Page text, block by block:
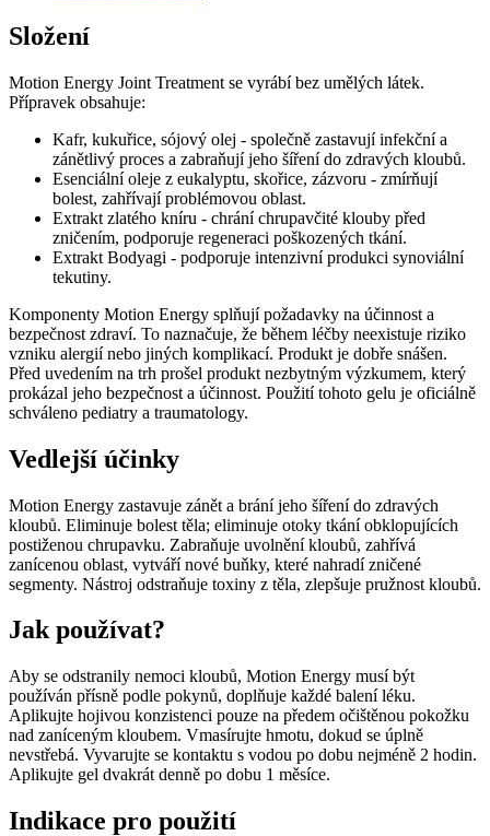
Složení
Motion Energy Joint Treatment se vyrábí bez umělých látek.
Přípravek obsahuje:
Kafr, kukuřice, sójový olej - společně zastavují infekční a
zánětlivý proces a zabraňují jeho šíření do zdravých kloubů.
Esenciální oleje z eukalyptu, skořice, zázvoru - zmírňují
bolest, zahřívají problémovou oblast.
Extrakt zlatého kníru - chrání chrupavčité klouby před
zničením, podporuje regeneraci poškozených tkání.
Extrakt Bodyagi - podporuje intenzivní produkci synoviální
tekutiny.
Komponenty Motion Energy splňují požadavky na účinnost a
bezpečnost zdraví. To naznačuje, že během léčby neexistuje riziko
vzniku alergií nebo jiných komplikací. Produkt je dobře snášen.
Před uvedením na trh prošel produkt nezbytným výzkumem, který
prokázal jeho bezpečnost a účinnost. Použití tohoto gelu je oficiálně
schváleno pediatry a traumatology.
Vedlejší účinky
Motion Energy zastavuje zánět a brání jeho šíření do zdravých
kloubů. Eliminuje bolest těla; eliminuje otoky tkání obklopujících
postiženou chrupavku. Zabraňuje uvolnění kloubů, zahřívá
zanícenou oblast, vytváří nové buňky, které nahradí zničené
segmenty. Nástroj odstraňuje toxiny z těla, zlepšuje pružnost kloubů.
Jak používat?
Aby se odstranily nemoci kloubů, Motion Energy musí být
používán přísně podle pokynů, doplňuje každé balení léku.
Aplikujte hojivou konzistenci pouze na předem očištěnou pokožku
nad zaníceným kloubem. Vmasírujte hmotu, dokud se úplně
nevstřebá. Vyvarujte se kontaktu s vodou po dobu nejméně 2 hodin.
Aplikujte gel dvakrát denně po dobu 1 měsíce.
Indikace pro použití